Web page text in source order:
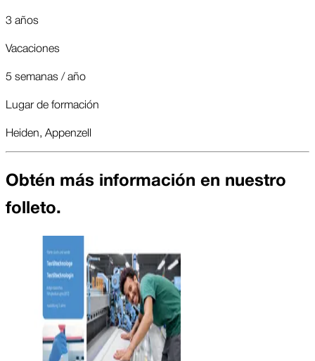
3 años
Vacaciones
5 semanas / año
Lugar de formación
Heiden, Appenzell
Obtén más información en nuestro
folleto.